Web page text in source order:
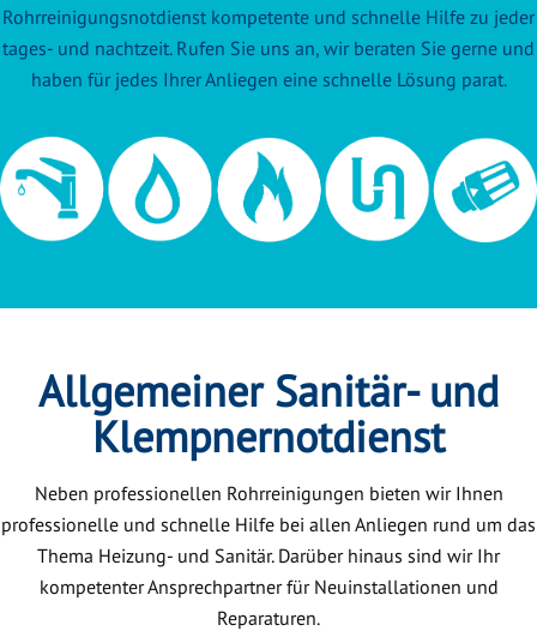
Rohrreinigungsnotdienst kompetente und schnelle Hilfe zu jeder
tages- und nachtzeit. Rufen Sie uns an, wir beraten Sie gerne und
haben für jedes Ihrer Anliegen eine schnelle Lösung parat.
Allgemeiner Sanitär- und
Klempnernotdienst
Neben professionellen Rohrreinigungen bieten wir Ihnen
professionelle und schnelle Hilfe bei allen Anliegen rund um das
Thema Heizung- und Sanitär. Darüber hinaus sind wir Ihr
kompetenter Ansprechpartner für Neuinstallationen und
Reparaturen.